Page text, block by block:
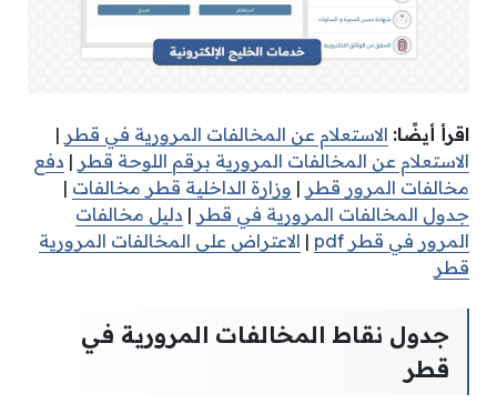
اقرأ أيضًا: الاستعلام عن المخالفات المرورية في قطر |
الاستعلام عن المخالفات المرورية برقم اللوحة قطر | دفع
مخالفات المرور قطر | وزارة الداخلية قطر مخالفات |
جدول المخالفات المرورية في قطر | دليل مخالفات
المرور في قطر pdf
| الاعتراض على المخالفات المرورية
قطر
جدول نقاط المخالفات المرورية في
قطر